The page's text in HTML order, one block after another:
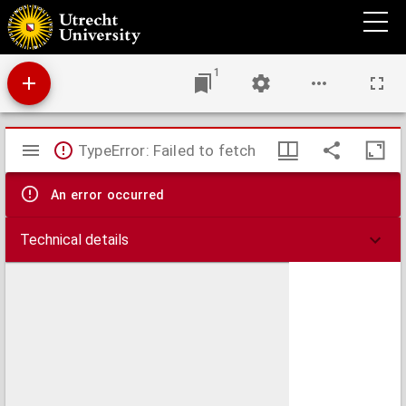
Het Kromme-Rijngebied : tijdschrift van de Historische Kring Tussen Rijn en Lek.
1
Mirador
viewer
TypeError: Failed to fetch
An error occurred
Technical details